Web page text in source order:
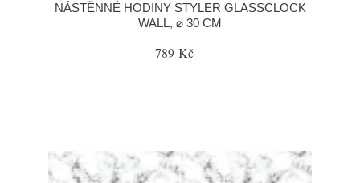
NÁSTĚNNÉ HODINY STYLER GLASSCLOCK
WALL, ⌀ 30 CM
789 Kč